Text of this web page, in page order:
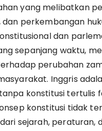
yang melibatkan
perkembangan
dan
sepanjang waktu,
perubahan
Inggris
konstitusi tertulis
konstitusi tidak
sejarah, peraturan,